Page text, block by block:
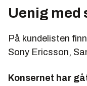
Uenig med
På kundelisten
Sony Ericsson,
Konsernet har